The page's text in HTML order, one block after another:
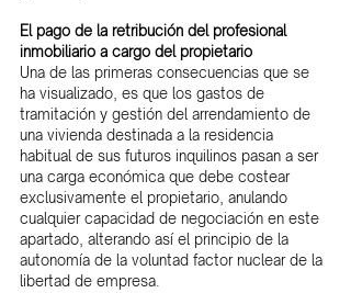
El pago de la retribución del profesional
inmobiliario a cargo del propietario
Una de las primeras consecuencias que se
ha visualizado, es que los gastos de
tramitación y gestión del arrendamiento de
una vivienda destinada a la residencia
habitual de sus futuros inquilinos pasan a ser
una carga económica que debe costear
exclusivamente el propietario, anulando
cualquier capacidad de negociación en este
apartado, alterando así el principio de la
autonomía de la voluntad factor nuclear de la
libertad de empresa.